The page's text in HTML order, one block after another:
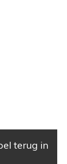
terug in